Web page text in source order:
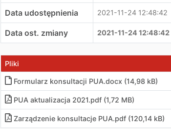
Data udostępnienia 2021-11-24 12:48:42
Data ost. zmiany 2021-11-24 12:48:42
Pliki
Formularz konsultacji PUA.docx (14,98 kB)
PUA aktualizacja 2021.pdf (1,72 MB)
Zarządzenie konsultacje PUA.pdf (120,14 kB)